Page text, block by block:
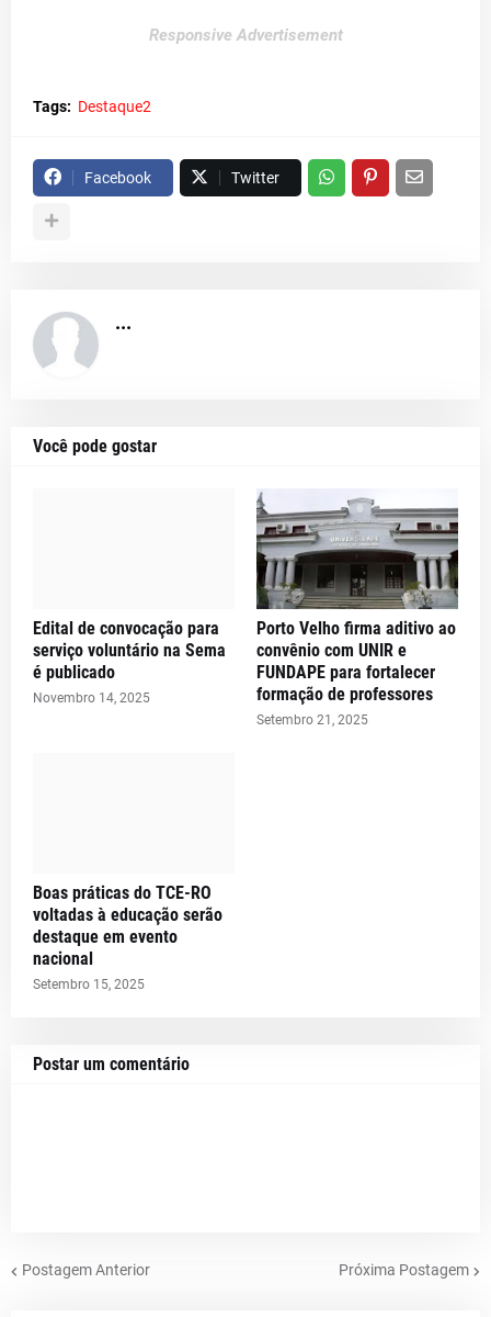
Responsive Advertisement
Tags: Destaque2
Facebook Twitter
...
Você pode gostar
Edital de convocação para
serviço voluntário na Sema
é publicado
Novembro 14, 2025
Porto Velho firma aditivo ao
convênio com UNIR e
FUNDAPE para fortalecer
formação de professores
Setembro 21, 2025
Boas práticas do TCE-RO
voltadas à educação serão
destaque em evento
nacional
Setembro 15, 2025
Postar um comentário
Postagem Anterior Próxima Postagem